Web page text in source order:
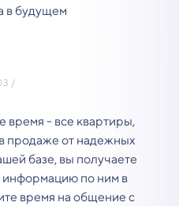
в будущем
время - все квартиры,
продаже от надежных
базе, вы получаете
информацию по ним в
время на общение с